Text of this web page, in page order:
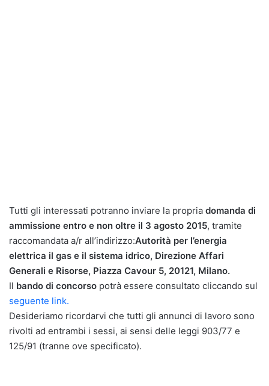
Tutti gli interessati potranno inviare la propria domanda di
ammissione entro e non oltre il 3 agosto 2015, tramite
raccomandata a/r all’indirizzo:Autorità per l’energia
elettrica il gas e il sistema idrico, Direzione Affari
Generali e Risorse, Piazza Cavour 5, 20121, Milano.
Il bando di concorso potrà essere consultato cliccando sul
seguente link.
Desideriamo ricordarvi che tutti gli annunci di lavoro sono
rivolti ad entrambi i sessi, ai sensi delle leggi 903/77 e
125/91 (tranne ove specificato).